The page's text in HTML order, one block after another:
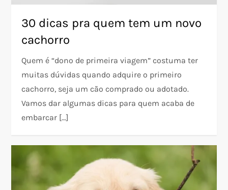
30 dicas pra quem tem um novo
cachorro
Quem é “dono de primeira viagem” costuma ter
muitas dúvidas quando adquire o primeiro
cachorro, seja um cão comprado ou adotado.
Vamos dar algumas dicas para quem acaba de
embarcar […]